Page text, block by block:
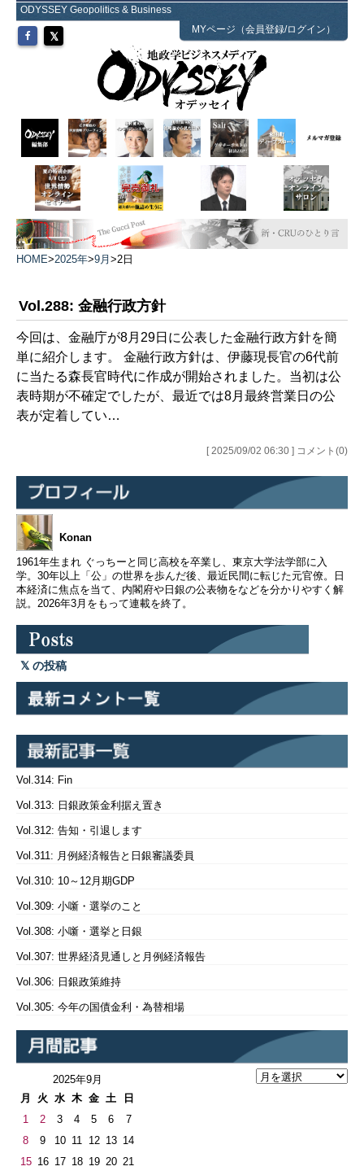
ODYSSEY Geopolitics & Business
MYページ（会員登録/ログイン）
HOME>2025年>9月 >2日
Vol.288: 金融行政方針
今回は、金融庁が8月29日に公表した金融行政方針を簡
単に紹介します。 金融行政方針は、伊藤現長官の6代前
に当たる森長官時代に作成が開始されました。当初は公
表時期が不確定でしたが、最近では8月最終営業日の公
表が定着してい…
[ 2025/09/02 06:30 ] コメント(0)
Konan
1961年生まれ ぐっちーと同じ高校を卒業し、東京大学法学部に入
学。30年以上「公」の世界を歩んだ後、最近民間に転じた元官僚。日
本経済に焦点を当て、内閣府や日銀の公表物をなどを分かりやすく解
説。2026年3月をもって連載を終了。
の投稿
Vol.314: Fin
Vol.313: 日銀政策金利据え置き
Vol.312: 告知・引退します
Vol.311: 月例経済報告と日銀審議委員
Vol.310: 10～12月期GDP
Vol.309: 小噺・選挙のこと
Vol.308: 小噺・選挙と日銀
Vol.307: 世界経済見通しと月例経済報告
Vol.306: 日銀政策維持
Vol.305: 今年の国債金利・為替相場
2025年9月
月
火 水 木 金 土 日
1 2 3 4 5 6
7
8
9 10 11 12 13 14
15 16 17 18 19 20 21